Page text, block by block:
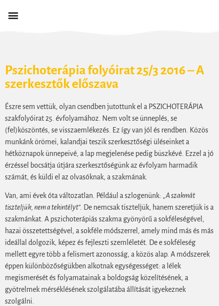
Pszichoterápia folyóirat 25/3 2016 – A
szerkesztők előszava
Észre sem vettük, olyan csendben jutottunk el a PSZICHOTERÁPIA
szakfolyóirat 25. évfolyamához. Nem volt se ünneplés, se
(fel)köszöntés, se visszaemlékezés. Ez így van jól és rendben. Közös
munkánk örömei, kalandjai teszik szerkesztőségi üléseinket a
hétköznapok ünnepeivé, a lap megjelenése pedig büszkévé. Ezzel a jó
érzéssel bocsátja útjára szerkesztőségünk az évfolyam harmadik
számát, és küldi el az olvasóknak, a szakmának.
Van, ami évek óta változatlan. Például a szlogenünk: „A szakmát
tiszteljük, nem a tekintélyt”. De nemcsak tiszteljük, hanem szeretjük is a
szakmánkat. A pszichoterápiás szakma gyönyörű a sokféleségével,
hazai összetettségével, a sokféle módszerrel, amely mind más és más
ideállal dolgozik, képez és fejleszti szemléletét. De e sokféleség
mellett egyre több a felismert azonosság, a közös alap. A módszerek
éppen különbözőségükben alkotnak egységességet: a lélek
megismerését és folyamatainak a boldogság közelítésének, a
gyötrelmek mérséklésének szolgálatába állítását igyekeznek
szolgálni.